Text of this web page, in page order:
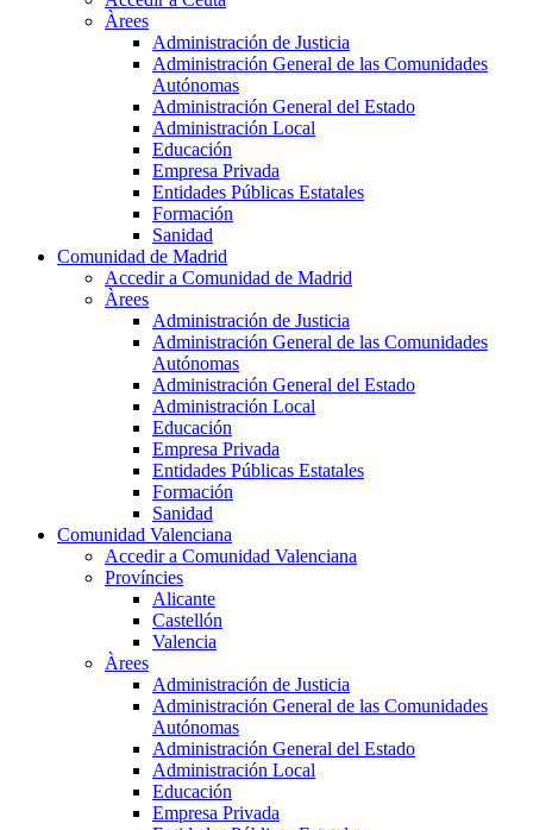
Àrees
Administración de Justicia
Administración General de las Comunidades
Autónomas
Administración General del Estado
Administración Local
Educación
Empresa Privada
Entidades Públicas Estatales
Formación
Sanidad
Comunidad de Madrid
Accedir a Comunidad de Madrid
Àrees
Administración de Justicia
Administración General de las Comunidades
Autónomas
Administración General del Estado
Administración Local
Educación
Empresa Privada
Entidades Públicas Estatales
Formación
Sanidad
Comunidad Valenciana
Accedir a Comunidad Valenciana
Províncies
Alicante
Castellón
Valencia
Àrees
Administración de Justicia
Administración General de las Comunidades
Autónomas
Administración General del Estado
Administración Local
Educación
Empresa Privada